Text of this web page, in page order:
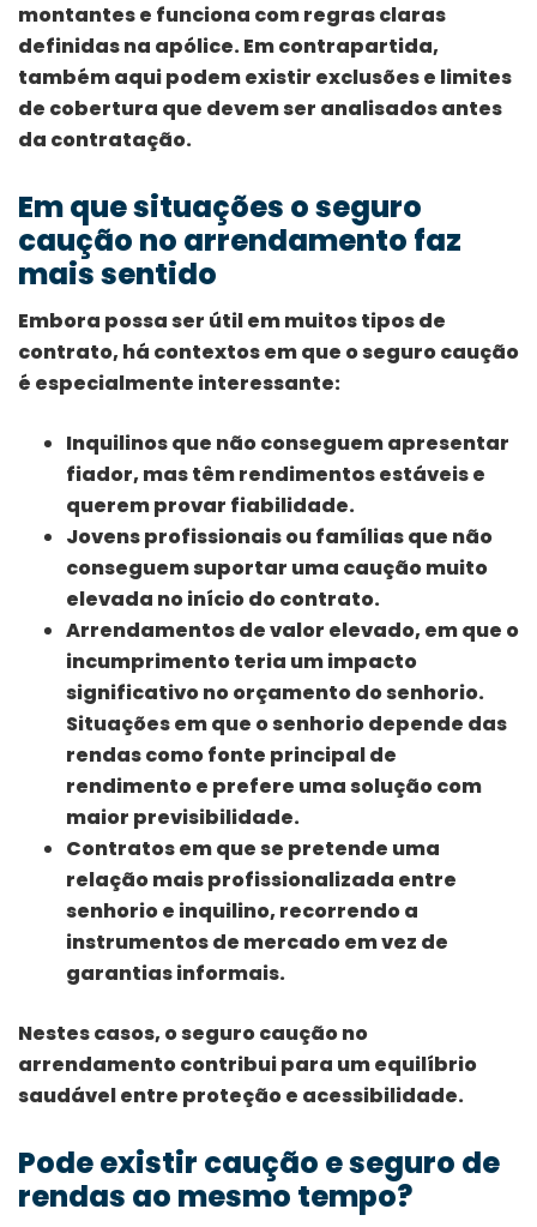
montantes e funciona com regras claras
definidas na apólice. Em contrapartida,
também aqui podem existir exclusões e limites
de cobertura que devem ser analisados antes
da contratação.
Em que situações o seguro
caução no arrendamento faz
mais sentido
Embora possa ser útil em muitos tipos de
contrato, há contextos em que o seguro caução
é especialmente interessante:
Inquilinos que não conseguem apresentar
fiador, mas têm rendimentos estáveis e
querem provar fiabilidade.
Jovens profissionais ou famílias que não
conseguem suportar uma caução muito
elevada no início do contrato.
Arrendamentos de valor elevado, em que o
incumprimento teria um impacto
significativo no orçamento do senhorio.
Situações em que o senhorio depende das
rendas como fonte principal de
rendimento e prefere uma solução com
maior previsibilidade.
Contratos em que se pretende uma
relação mais profissionalizada entre
senhorio e inquilino, recorrendo a
instrumentos de mercado em vez de
garantias informais.
Nestes casos, o seguro caução no
arrendamento contribui para um equilíbrio
saudável entre proteção e acessibilidade.
Pode existir caução e seguro de
rendas ao mesmo tempo?